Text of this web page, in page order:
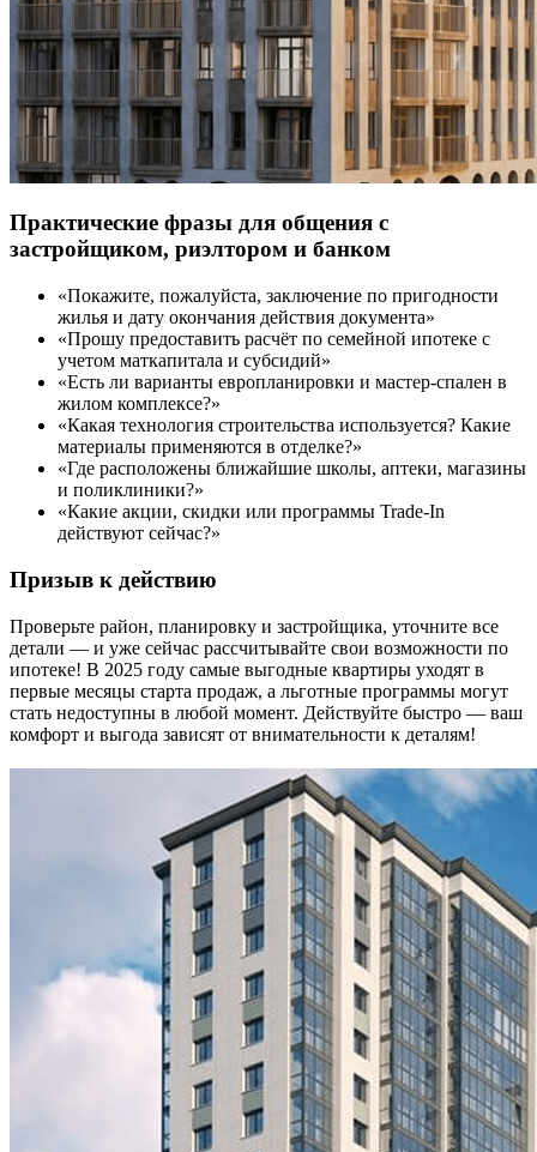
Практические фразы для общения с
застройщиком, риэлтором и банком
«Покажите, пожалуйста, заключение по пригодности
жилья и дату окончания действия документа»
«Прошу предоставить расчёт по семейной ипотеке с
учетом маткапитала и субсидий»
«Есть ли варианты европланировки и мастер-спален в
жилом комплексе?»
«Какая технология строительства используется? Какие
материалы применяются в отделке?»
«Где расположены ближайшие школы, аптеки, магазины
и поликлиники?»
«Какие акции, скидки или программы Trade-In
действуют сейчас?»
Призыв к действию
Проверьте район, планировку и застройщика, уточните все
детали — и уже сейчас рассчитывайте свои возможности по
ипотеке! В 2025 году самые выгодные квартиры уходят в
первые месяцы старта продаж, а льготные программы могут
стать недоступны в любой момент. Действуйте быстро — ваш
комфорт и выгода зависят от внимательности к деталям!